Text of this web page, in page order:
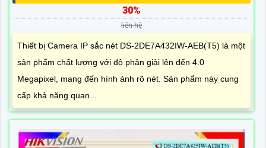
30%
liên hệ
Thiết bị Camera IP sắc nét DS-2DE7A432IW-AEB(T5) là một
sản phẩm chất lượng với độ phân giải lên đến 4.0
Megapixel, mang đến hình ảnh rõ nét. Sản phẩm này cung
cấp khả năng quan...